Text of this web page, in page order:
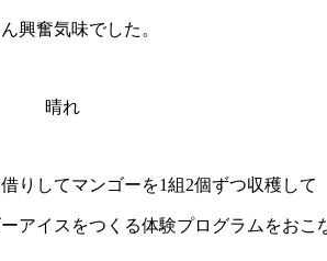
興奮気味でした。
晴れ
りしてマンゴーを1組2個ずつ収穫して
アイスをつくる体験プログラムをおこ